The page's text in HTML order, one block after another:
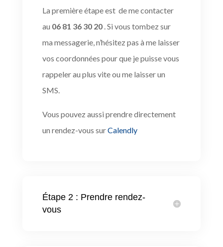
La première étape est de me contacter
au 06 81 36 30 20.Si vous tombez sur
ma messagerie, n’hésitez pas à me laisser
vos coordonnées pour que je puisse vous
rappeler au plus vite ou me laisser un
SMS.
Vous pouvez aussi prendre directement
un rendez-vous surCalendly
Étape 2 : Prendre rendez-
vous